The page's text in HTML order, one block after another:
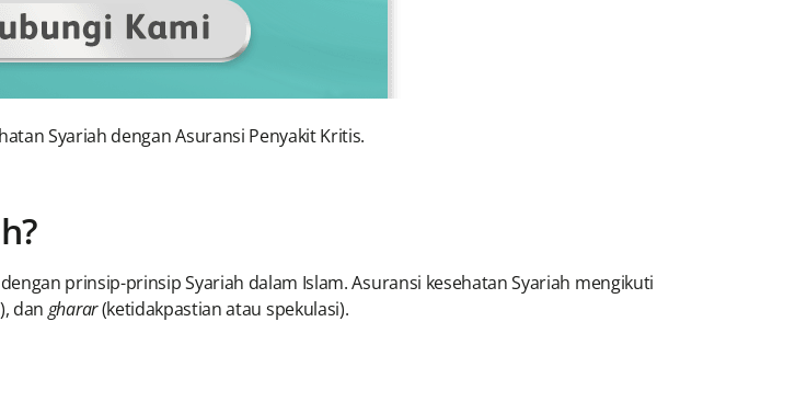
Syariah dengan Asuransi Penyakit Kritis.
prinsip-prinsip Syariah dalam Islam. Asuransi kesehatan Syariah mengikuti
dan gharar(ketidakpastian atau spekulasi).